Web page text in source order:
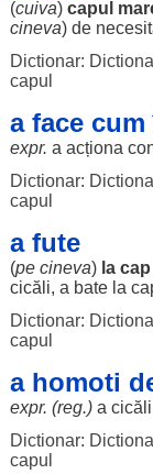
(cuiva) capul
cineva) de
Dictionar:
capul
a face
expr. a acționa
Dictionar:
capul
a fute
(pe cineva) la cap
cicăli, a batela
Dictionar:
capul
a homoti
expr. (reg.)a cicăli
Dictionar:
capul